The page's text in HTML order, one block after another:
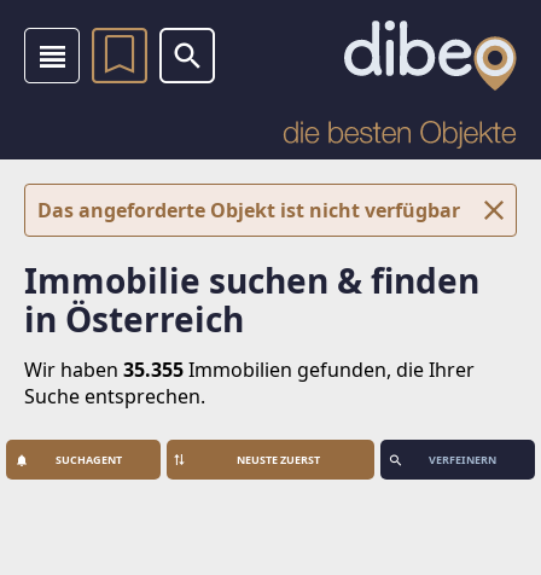
Das angeforderte Objekt ist nicht verfügbar
Immobilie suchen & finden
in Österreich
Wir haben 35.355Immobilien gefunden, die Ihrer
Suche entsprechen.
SUCHAGENT VERFEINERN